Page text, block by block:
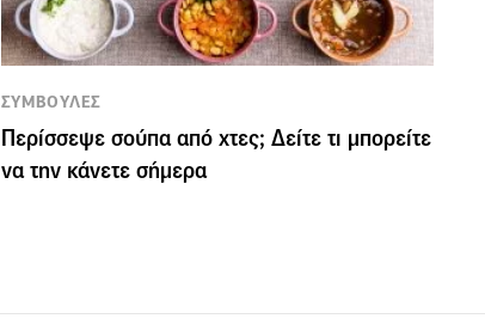
ΣΥΜΒΟΥΛΕΣ
Περίσσεψε σούπα από χτες; Δείτε τι μπορείτε
να την κάνετε σήμερα